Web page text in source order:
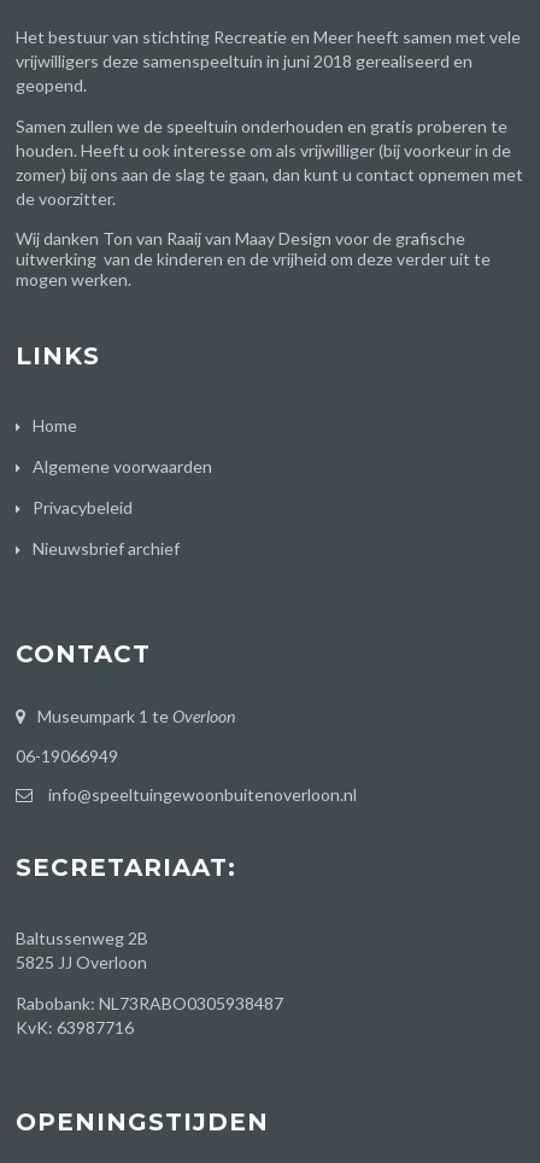
Het bestuur van stichting Recreatie en Meer heeft samen met vele
vrijwilligers deze samenspeeltuin in juni 2018 gerealiseerd en
geopend.
Samen zullen we de speeltuin onderhouden en gratis proberen te
houden. Heeft u ook interesse om als vrijwilliger (bij voorkeur in de
zomer) bij ons aan de slag te gaan, dan kunt u contact opnemen met
de voorzitter.
Wij danken Ton van Raaij vanMaay Design voor de grafische
uitwerking van de kinderen en de vrijheid om deze verder uit te
mogen werken.
LINKS
Home
Algemene voorwaarden
Privacybeleid
Nieuwsbrief archief
CONTACT
Museumpark 1 teOverloon
06-19066949
info@speeltuingewoonbuitenoverloon.nl
SECRETARIAAT:
Baltussenweg 2B
5825 JJ Overloon
Rabobank: NL73RABO0305938487
KvK: 63987716
OPENINGSTIJDEN